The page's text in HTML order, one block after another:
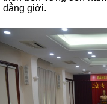
đẳng giới.